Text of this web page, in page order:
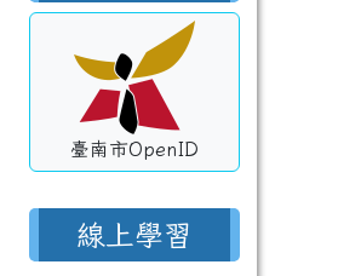
臺南市OpenID
線上學習